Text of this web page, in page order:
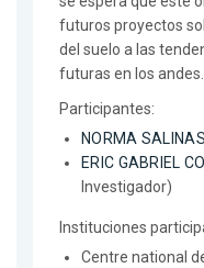
futuros proyectos
del suelo a las
futuras en los andes.
Participantes:
NORMA
ERIC GABRIEL
Investigador)
Instituciones
Centre national